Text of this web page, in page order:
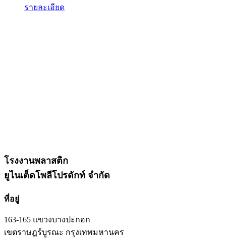
รายละเอียด
โรงงานพลาสติก
ยูไนเต็ดโพลีโปรดักท์ จำกัด
ที่อยู่
163-165 แขวงบางปะกอก
เขตราษฎร์บูรณะ กรุงเทพมหานคร